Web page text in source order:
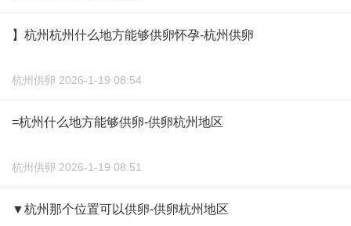
】杭州杭州什么地方能够供卵怀孕-杭州供卵
杭州供卵 2026-1-19 08:54
=杭州什么地方能够供卵-供卵杭州地区
杭州供卵 2026-1-19 08:51
▼杭州那个位置可以供卵-供卵杭州地区